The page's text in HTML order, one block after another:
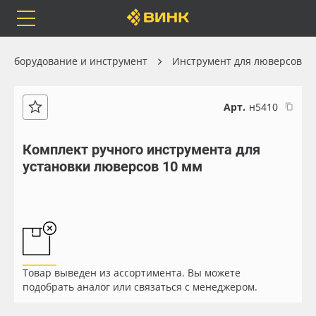
Orafol
Оплата
Рулонные материалы
Чернила
Оборудование и инструмент Инструмент для люверсов
Арт. н5410
Комплект ручного инструмента для
установки люверсов 10 мм
Товар выведен из ассортимента. Вы можете
подобрать аналог или связаться с менеджером.